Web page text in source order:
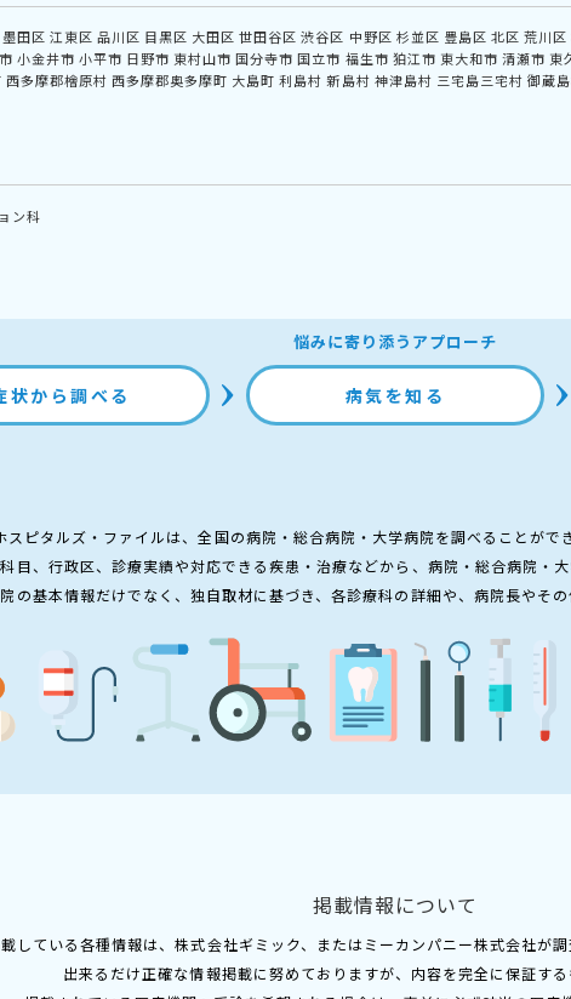
墨田区 江東区 品川区 目黒区 大田区 世田谷区 渋谷区 中野区 杉並区 豊島区 北区 荒川区
小金井市 小平市 日野市 東村山市 国分寺市 国立市 福生市 狛江市 東大和市 清瀬市 東
西多摩郡檜原村 西多摩郡奥多摩町 大島町 利島村 新島村 神津島村 三宅島三宅村 御蔵
ン科
悩みに寄り添うアプローチ
状から調べる 病気を知る
スピタルズ・ファイルは、全国の病院・総合病院・大学病院を調べることがで
目、行政区、診療実績や対応できる疾患・治療などから、病院・総合病院・大
の基本情報だけでなく、独自取材に基づき、各診療科の詳細や、病院長やその
掲載情報について
している各種情報は、株式会社ギミック、またはミーカンパニー株式会社が調
出来るだけ正確な情報掲載に努めておりますが、内容を完全に保証する